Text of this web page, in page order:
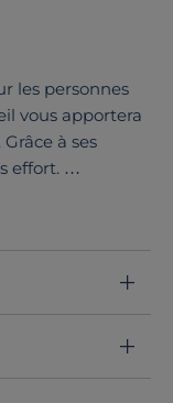
les personnes
vous apportera
à ses
effort.